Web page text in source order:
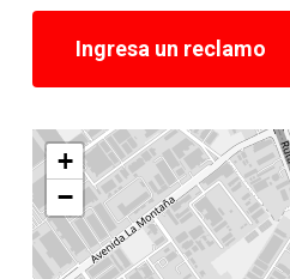
Ingresa un reclamo
+
−